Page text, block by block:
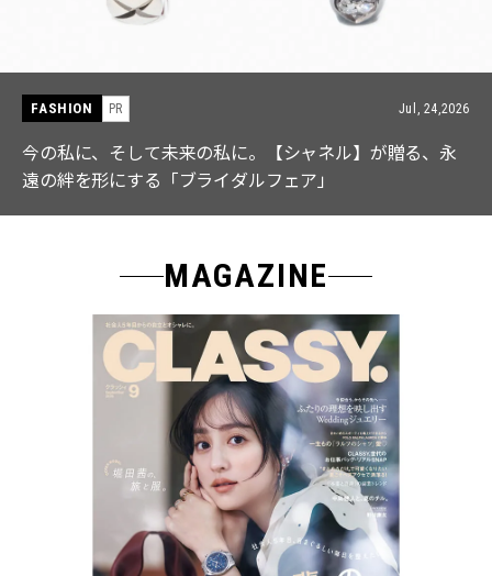
に。【シャネル】が贈る、永
ダルフェア」
【ICB】人気インフルエ
なる「名品ブラウス」２
MAGAZINE